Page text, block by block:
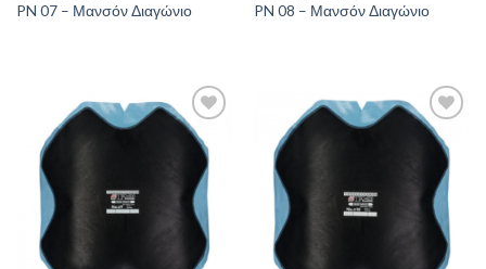
PN 07 – Μανσόν Διαγώνιο PN 08 – Μανσόν Διαγώνιο
Πρόσθήκη
στην λίστα
επιθυμιών
Πρόσθήκη
στην λίστα
επιθυμιών